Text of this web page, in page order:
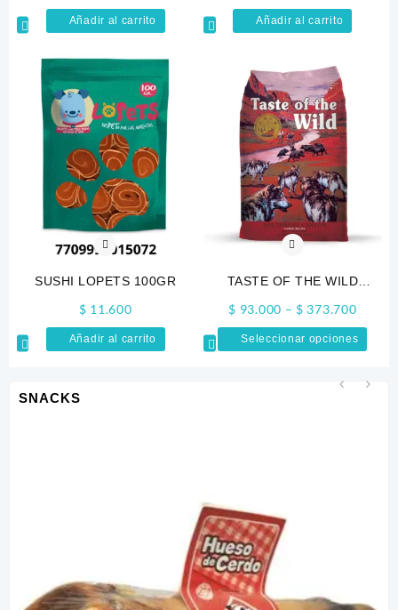
SNACKS
Añadir al carrito Añadir al carrito
SUSHI LOPETS 100GR
$ 11.600
Añadir al carrito
TASTE OF THE WILD
$ 93.000 – $ 373.700Price
range:
$
$
Seleccionar opciones